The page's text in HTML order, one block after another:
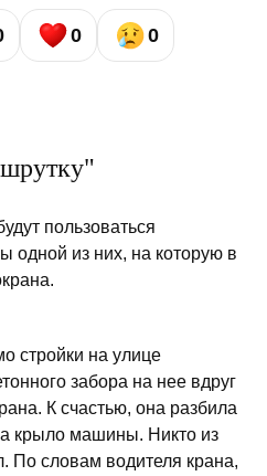
0 0
пользоваться
одной из них, на которую в
стройки на улице
забора на нее вдруг
К счастью, она разбила
крыло машины. Никто из
По словам водителя крана,